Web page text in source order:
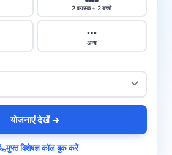
2 वयस्क + 2 बच्चे
अन्य
योजनाएं देखें →
मुफ्त विशेषज्ञ कॉल बुक करें